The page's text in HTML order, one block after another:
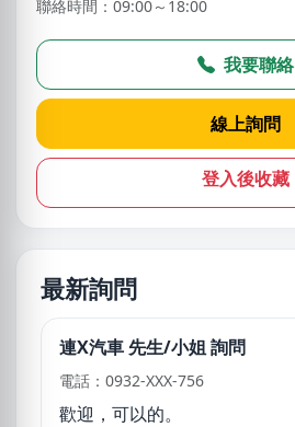
聯絡時間：09:00～18:00
我要聯絡
線上詢問
登入後收藏
最新詢問
連X汽車 先生/小姐 詢問
電話：0932-XXX-756
歡迎，可以的。